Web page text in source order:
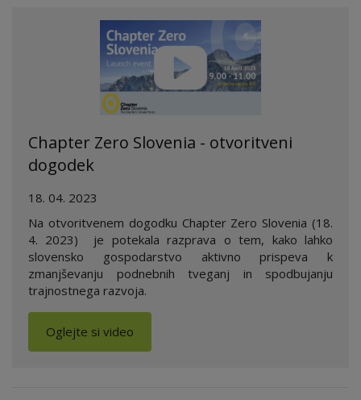
Chapter Zero Slovenia - otvoritveni
dogodek
18. 04. 2023
Na otvoritvenem dogodku Chapter Zero Slovenia (18.
4. 2023) je potekala razprava o tem, kako lahko
slovensko gospodarstvo aktivno prispeva k
zmanjševanju podnebnih tveganj in spodbujanju
trajnostnega razvoja.
Oglejte si video